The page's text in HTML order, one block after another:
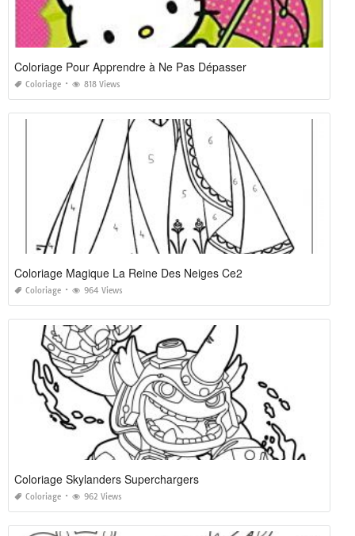
Coloriage Pour Apprendre à Ne Pas Dépasser
Coloriage 818 Views
Coloriage Magique La Reine Des Neiges Ce2
Coloriage 964 Views
Coloriage Skylanders Superchargers
Coloriage 962 Views